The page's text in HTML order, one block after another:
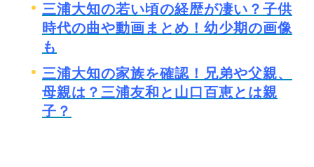
三浦大知の若い頃の経歴が凄い？子供
時代の曲や動画まとめ！幼少期の画像
も
三浦大知の家族を確認！兄弟や父親、
母親は？三浦友和と山口百恵とは親
子？